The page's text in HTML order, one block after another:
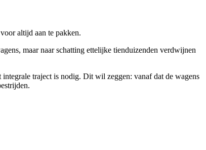
altijd aan te pakken.
maar naar schatting ettelijke tienduizenden verdwijnen
traject is nodig. Dit wil zeggen: vanaf dat de wagens